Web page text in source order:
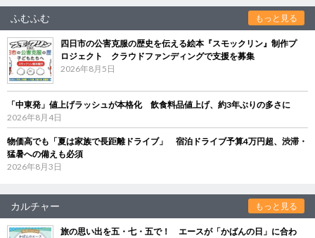
ふむふむ もっと見る
四日市の公害克服の歴史を伝える絵本『スモックリン』制作プ
ロジェクト クラウドファンディングで支援を募集
2026年8月5日
「中東発」値上げラッシュが本格化 飲食料品値上げ、約3年ぶりの多さに
2026年8月4日
物価高でも「夏は家族で長距離ドライブ」 宿泊ドライブ予算4万円超、渋滞・
猛暑への備えも必須
2026年8月3日
カルチャー もっと見る
旅の思い出を五・七・五で！ エースが「かばんの日」に合わ